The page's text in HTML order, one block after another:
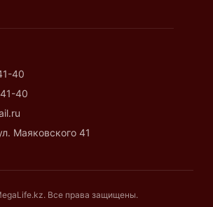
40
40
Маяковского 41
Все права защищены.